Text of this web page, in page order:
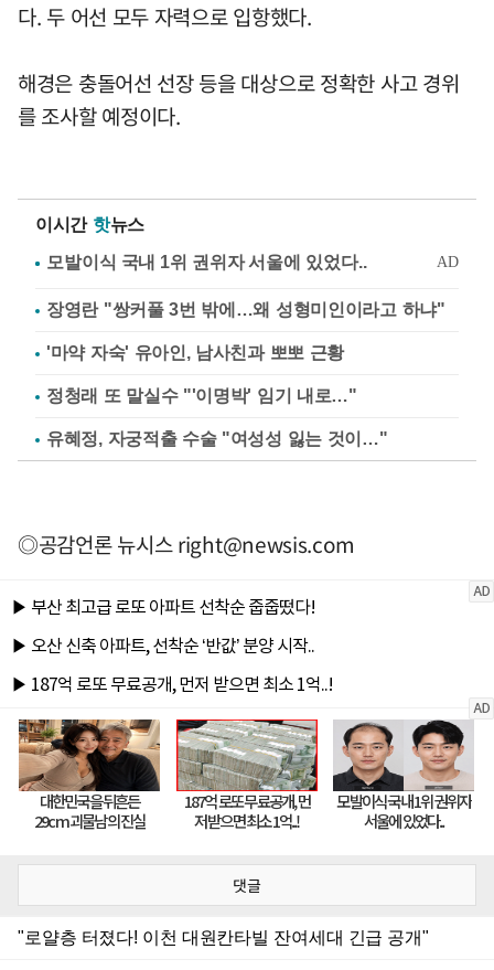
다. 두 어선 모두 자력으로 입항했다.
해경은 충돌어선 선장 등을 대상으로 정확한 사고 경위
를 조사할 예정이다.
이시간 핫뉴스
장영란 "쌍커풀 3번 밖에…왜 성형미인이라고 하냐"
'마약 자숙' 유아인, 남사친과 뽀뽀 근황
정청래 또 말실수 "'이명박' 임기 내로…"
유혜정, 자궁적출 수술 "여성성 잃는 것이…"
◎공감언론 뉴시스right@newsis.com
댓글